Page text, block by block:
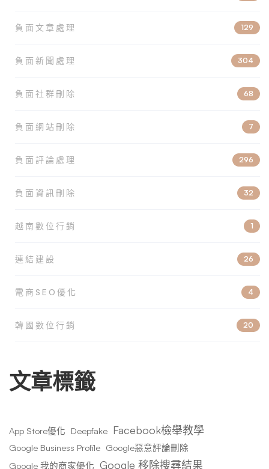
負面文章處理 129
負面新聞處理 304
負面社群刪除 68
負面網站刪除 7
負面評論處理 296
負面資訊刪除 32
越南數位行銷 1
連結建設 26
電商SEO優化 4
韓國數位行銷 20
文章標籤
App Store優化 Deepfake Facebook檢舉教學
Google Business Profile Google惡意評論刪除
Google 我的商家優化 Google 移除搜尋結果